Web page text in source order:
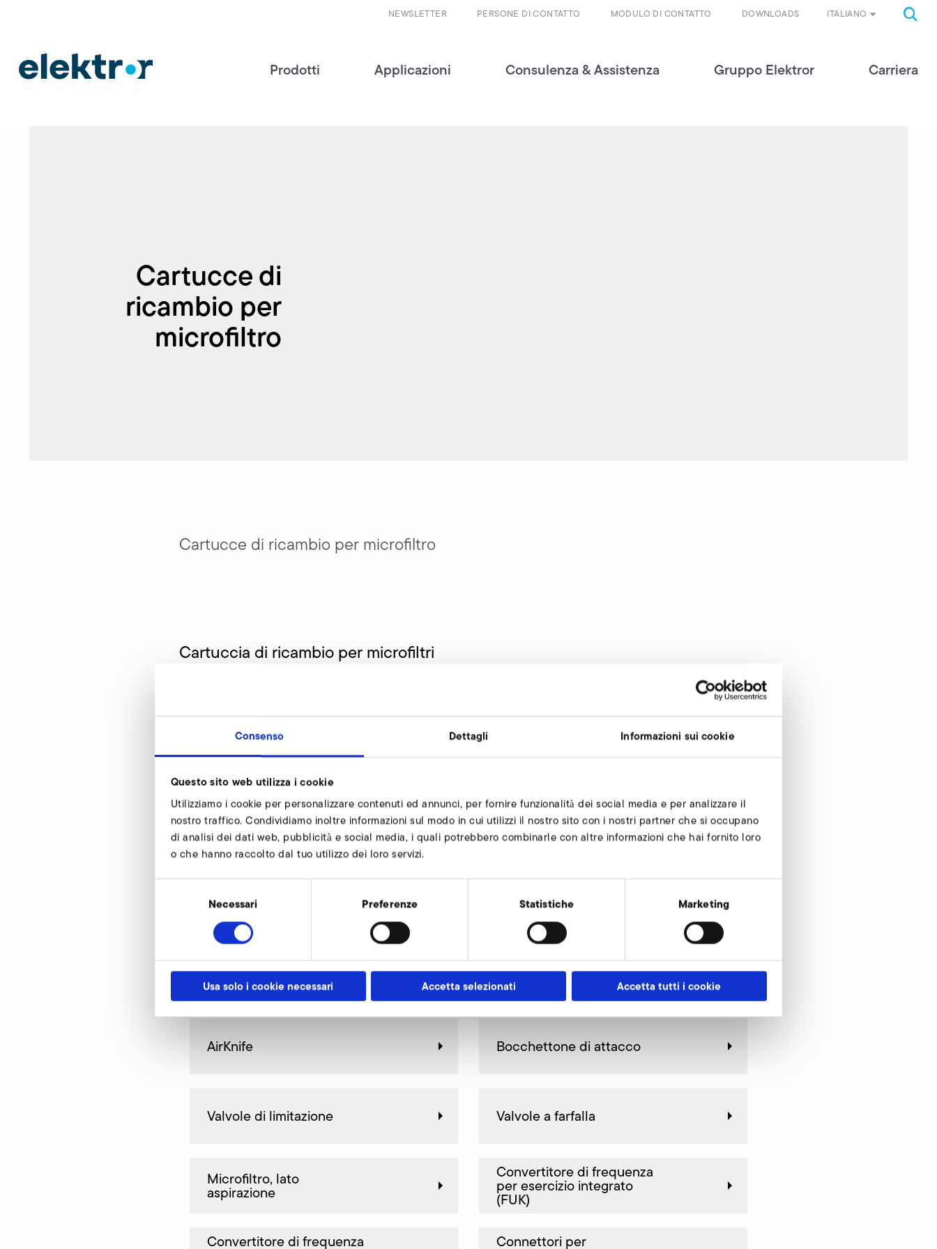
Consenso Dettagli Informazioni sui cookie
Questo sito web utilizza i cookie
Utilizziamo i cookie per personalizzare contenuti ed annunci, per fornire funzionalità dei social media e per analizzare il
nostro traffico. Condividiamo inoltre informazioni sul modo in cui utilizzi il nostro sito con i nostri partner che si occupano
di analisi dei dati web, pubblicità e social media, i quali potrebbero combinarle con altre informazioni che hai fornito loro
o che hanno raccolto dal tuo utilizzo dei loro servizi.
Necessari Preferenze Statistiche Marketing
Usa solo i cookie necessari Accetta selezionati Accetta tutti i cookie
ITALIANO
DOWNLOADS
MODULO DI CONTATTO
PERSONE DI CONTATTO
NEWSLETTER
Prodotti Applicazioni Consulenza & Assistenza Gruppo Elektror Carriera
Cartucce di
ricambio per
microfiltro
Cartucce di ricambio per microfiltro
Cartuccia di ricambio per microfiltri
Codice articolo 9012003
Cartuccia di ricambio per microfiltri richiedi
I nostri esperti sono a vostra disposizione.
Altri accessori SD 820
AirKnife Bocchettone di attacco
Valvole di limitazione Valvole a farfalla
Microfiltro, lato
aspirazione
Convertitore di frequenza
per esercizio integrato
(FUK)
Convertitore di frequenza Connettori per